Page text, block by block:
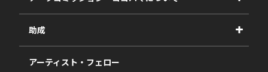
事業紹介
事業報告書
助成
2027年度
アーティスト・フェロー